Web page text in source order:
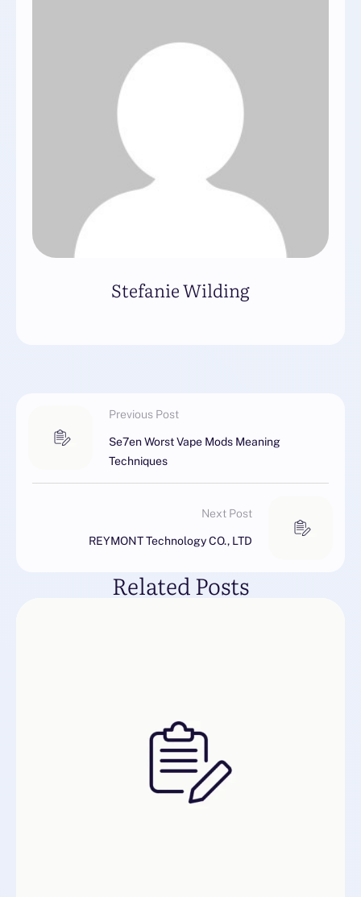
Stefanie Wilding
Previous Post
Se7en Worst Vape Mods Meaning
Techniques
Next Post
REYMONT Technology CO., LTD
Related Posts